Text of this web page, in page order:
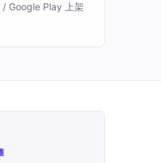
Google Play 上架